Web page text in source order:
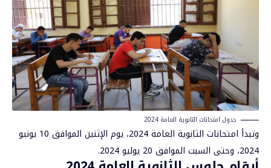
جدول امتحانات الثانوية العامة 2024
وتبدأ امتحانات الثانوية العامة
2024، يوم الإثنين الموافق 10 يونيو
2024، وحتى السبت الموافق 20 يوليو 2024.